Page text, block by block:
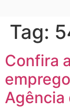
Tag:
Confira
Agência